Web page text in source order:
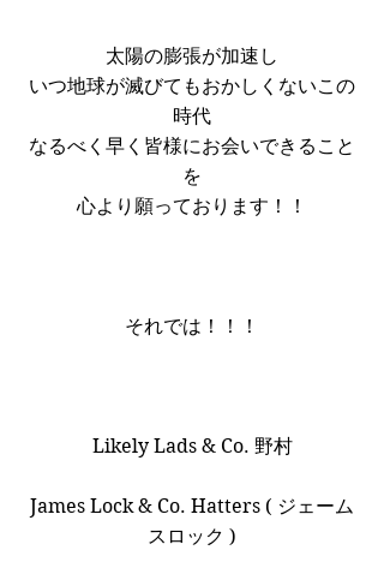
太陽の膨張が加速し
いつ地球が滅びてもおかしくないこの
時代
なるべく早く皆様にお会いできること
を
心より願っております！！
それでは！！！
Likely Lads & Co. 野村
James Lock & Co. Hatters ( ジェーム
スロック )